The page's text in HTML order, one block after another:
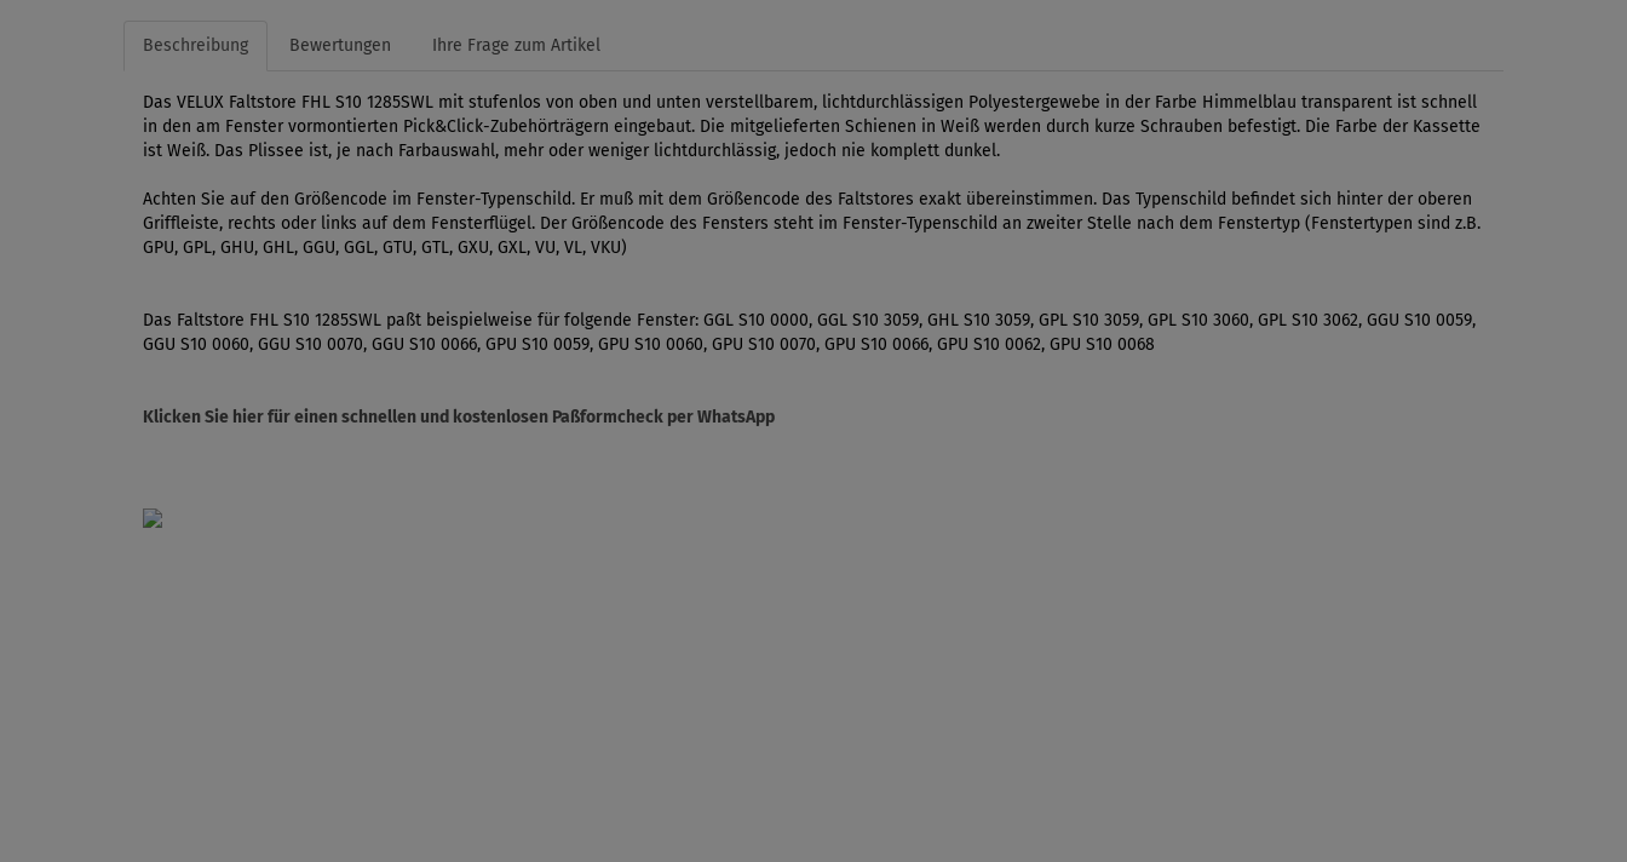
Beschreibung Bewertungen Ihre Frage zum Artikel
Das VELUX Faltstore FHL S10 1285SWL mit stufenlos von oben und unten verstellbarem, lichtdurchlässigen Polyestergewebe in der Farbe Himmelblau transparent ist schnell
in den am Fenster vormontierten Pick&Click-Zubehörträgern eingebaut. Die mitgelieferten Schienen in Weiß werden durch kurze Schrauben befestigt. Die Farbe der Kassette
ist Weiß. Das Plissee ist, je nach Farbauswahl, mehr oder weniger lichtdurchlässig, jedoch nie komplett dunkel.
Achten Sie auf den Größencode im Fenster-Typenschild. Er muß mit dem Größencode des Faltstores exakt übereinstimmen. Das Typenschild befindet sich hinter der oberen
Griffleiste, rechts oder links auf dem Fensterflügel. Der Größencode des Fensters steht im Fenster-Typenschild an zweiter Stelle nach dem Fenstertyp (Fenstertypen sind z.B.
GPU, GPL, GHU, GHL, GGU, GGL, GTU, GTL, GXU, GXL, VU, VL, VKU)
Das Faltstore FHL S10 1285SWL paßt beispielweise für folgende Fenster: GGL S10 0000, GGL S10 3059, GHL S10 3059, GPL S10 3059, GPL S10 3060, GPL S10 3062, GGU S10 0059,
GGU S10 0060, GGU S10 0070, GGU S10 0066, GPU S10 0059, GPU S10 0060, GPU S10 0070, GPU S10 0066, GPU S10 0062, GPU S10 0068
Klicken Sie hier für einen schnellen und kostenlosen Paßformcheck per WhatsApp